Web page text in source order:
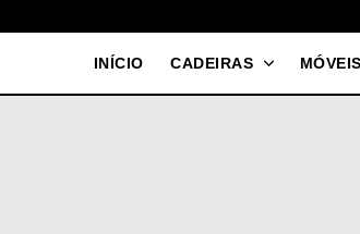
INÍCIO CADEIRAS